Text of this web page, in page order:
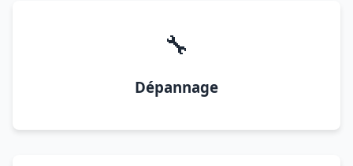
🔧
Dépannage